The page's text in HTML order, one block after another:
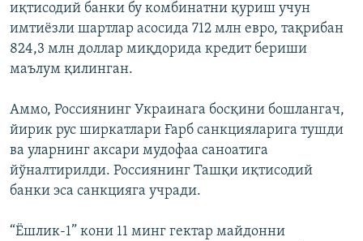
иқтисодий банки бу комбинатни қуриш учун
имтиёзли шартлар асосида 712 млн евро, тақрибан
824,3 млн доллар миқдорида кредит бериши
маълум қилинган.
Аммо, Россиянинг Украинага босқини бошлангач,
йирик рус ширкатлари Ғарб санкцияларига тушди
ва уларнинг аксари мудофаа саноатига
йўналтирилди. Россиянинг Ташқи иқтисодий
банки эса санкцияга учради.
“Ёшлик-1” кони 11 минг гектар майдонни